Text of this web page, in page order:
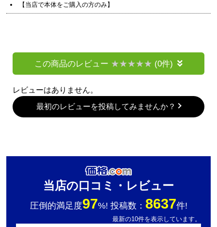
【当店で本体をご購入の方のみ】
この商品のレビュー (0件)
レビューはありません。
最初のレビューを投稿してみませんか？
当店の口コミ・レビュー
圧倒的満足度97%! 投稿数： 8637件!
最新の10件を表示しています。